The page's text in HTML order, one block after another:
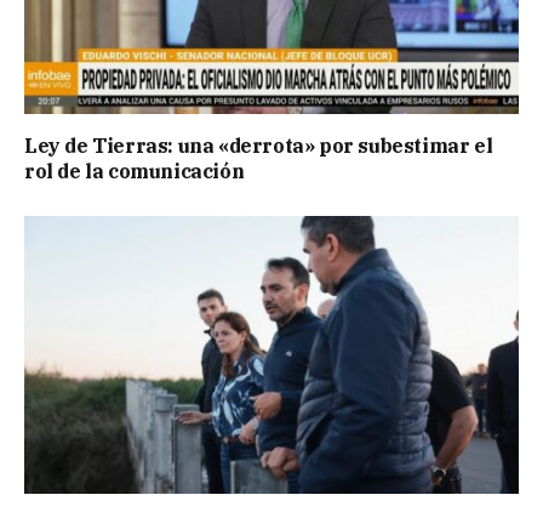
Ley de Tierras: una «derrota» por subestimar el
rol de la comunicación